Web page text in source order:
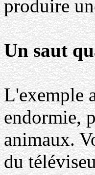
produire
Un saut
L'exemple
endormie,
animaux.
du